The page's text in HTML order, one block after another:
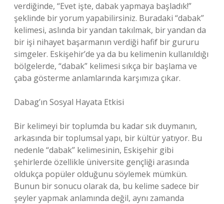
verdiğinde, “Evet işte, dabak yapmaya başladık!”
şeklinde bir yorum yapabilirsiniz. Buradaki “dabak”
kelimesi, aslında bir yandan takılmak, bir yandan da
bir işi nihayet başarmanın verdiği hafif bir gururu
simgeler. Eskişehir’de ya da bu kelimenin kullanıldığı
bölgelerde, “dabak” kelimesi sıkça bir başlama ve
çaba gösterme anlamlarında karşımıza çıkar.
Dabag’ın Sosyal Hayata Etkisi
Bir kelimeyi bir toplumda bu kadar sık duymanın,
arkasında bir toplumsal yapı, bir kültür yatıyor. Bu
nedenle “dabak” kelimesinin, Eskişehir gibi
şehirlerde özellikle üniversite gençliği arasında
oldukça popüler olduğunu söylemek mümkün.
Bunun bir sonucu olarak da, bu kelime sadece bir
şeyler yapmak anlamında değil, aynı zamanda